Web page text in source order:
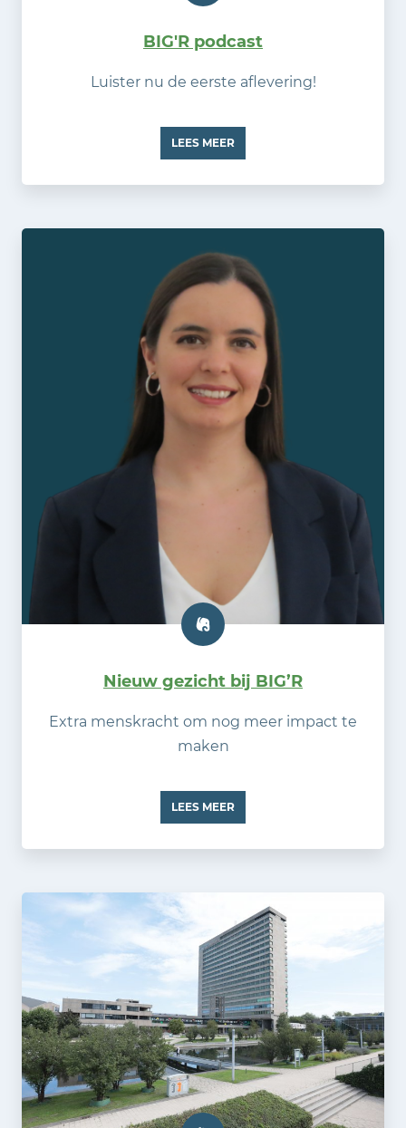
BIG'R podcast
Luister nu de eerste aflevering!
LEES MEER
Nieuw gezicht bij BIG’R
Extra menskracht om nog meer impact te
maken
LEES MEER